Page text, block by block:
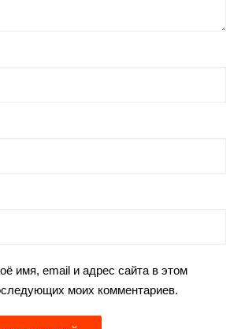
имя, email и адрес сайта в этом
моих комментариев.